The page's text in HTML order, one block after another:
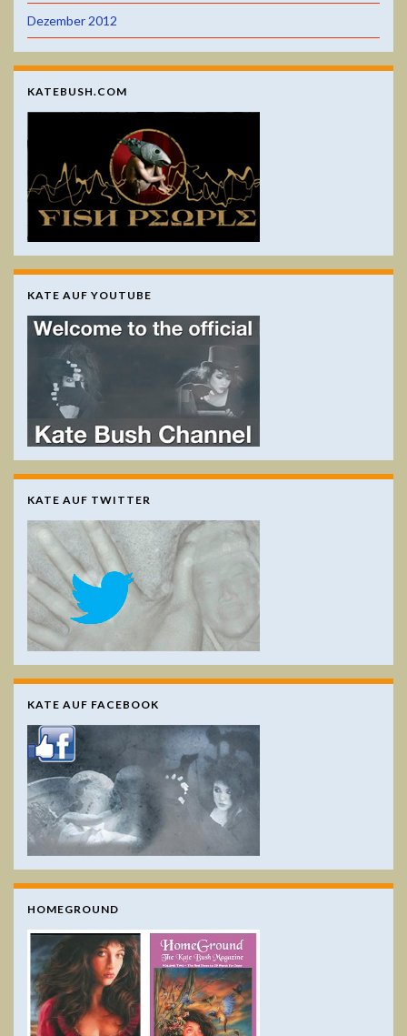
Dezember 2012
KATEBUSH.COM
KATE AUF YOUTUBE
KATE AUF TWITTER
KATE AUF FACEBOOK
HOMEGROUND